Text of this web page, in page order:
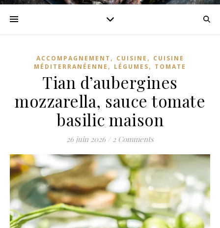
ACCOMPAGNEMENT , CUISINE , CUISINE
MÉDITERRANÉENNE , LÉGUMES, TOMATE
Tian d’aubergines
mozzarella, sauce tomate
basilic maison
26 juin 2026 / 2 Comments